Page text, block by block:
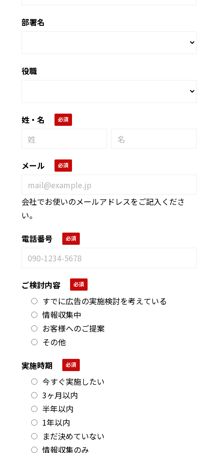
部署名
役職
姓・名
メール
会社でお使いのメールアドレスをご記入くださ
い。
電話番号
ご検討内容
すでに広告の実施検討を考えている
情報収集中
お客様へのご提案
その他
実施時期
今すぐ実施したい
3ヶ月以内
半年以内
1年以内
まだ決めていない
情報収集のみ